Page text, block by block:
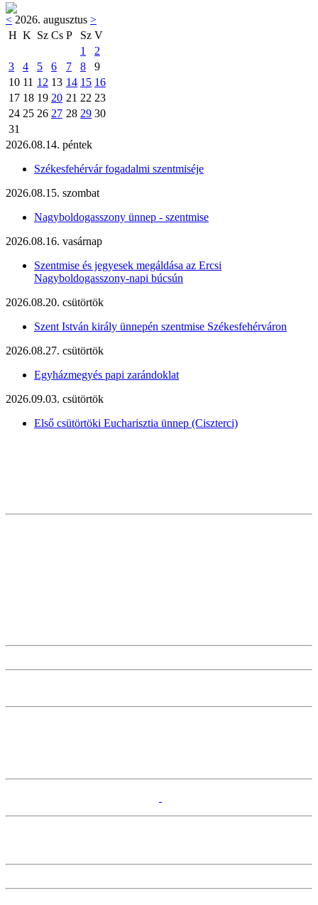
< 2026. augusztus >
H K Sz Cs P Sz V
1
2
3
4 5 6 7 8
9
10 11 12 13 14 15 16
17 18 19 20 21 22 23
24 25 26 27 28 29 30
31
2026.08.14. péntek
Székesfehérvár fogadalmi szentmiséje
2026.08.15. szombat
Nagyboldogasszony ünnep - szentmise
2026.08.16. vasárnap
Szentmise és jegyesek megáldása az Ercsi
Nagyboldogasszony-napi búcsún
2026.08.20. csütörtök
Szent István király ünnepén szentmise Székesfehérváron
2026.08.27. csütörtök
Egyházmegyés papi zarándoklat
2026.09.03. csütörtök
Első csütörtöki Eucharisztia ünnep (Ciszterci)